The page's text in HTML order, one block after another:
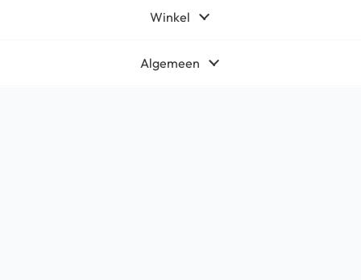
Winkel
Algemeen